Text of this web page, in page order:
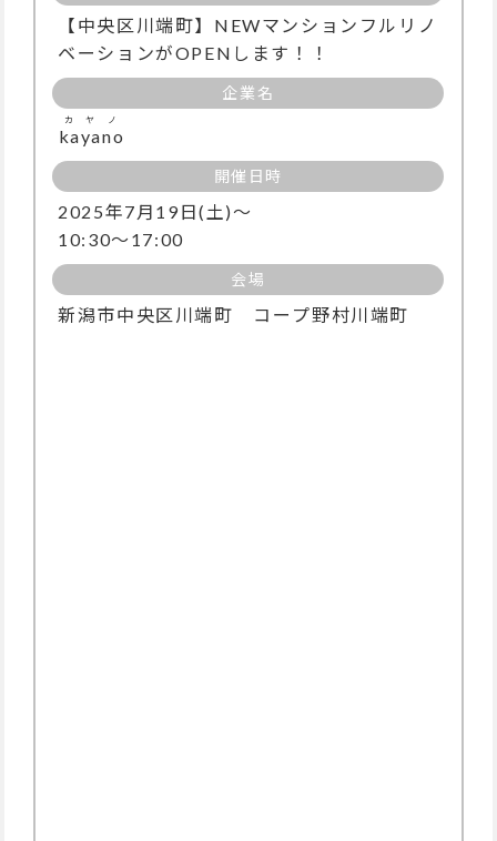
【中央区川端町】NEWマンションフルリノ
ベーションがOPENします！！
企業名
kayano
カヤノ
開催日時
2025年7月19日(土)～
10:30～17:00
会場
新潟市中央区川端町 コープ野村川端町